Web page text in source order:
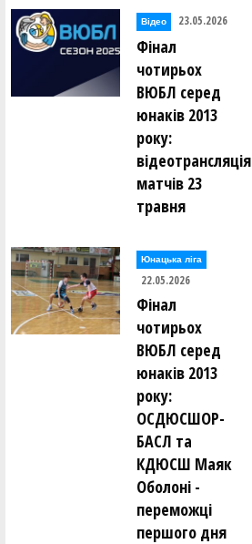
Відео 23.05.2026
Фінал
чотирьох
ВЮБЛ серед
юнаків 2013
року:
відеотрансляція
матчів 23
травня
Юнацька ліга
22.05.2026
Фінал
чотирьох
ВЮБЛ серед
юнаків 2013
року:
ОСДЮСШОР-
БАСЛ та
КДЮСШ Маяк
Оболоні -
переможці
першого дня